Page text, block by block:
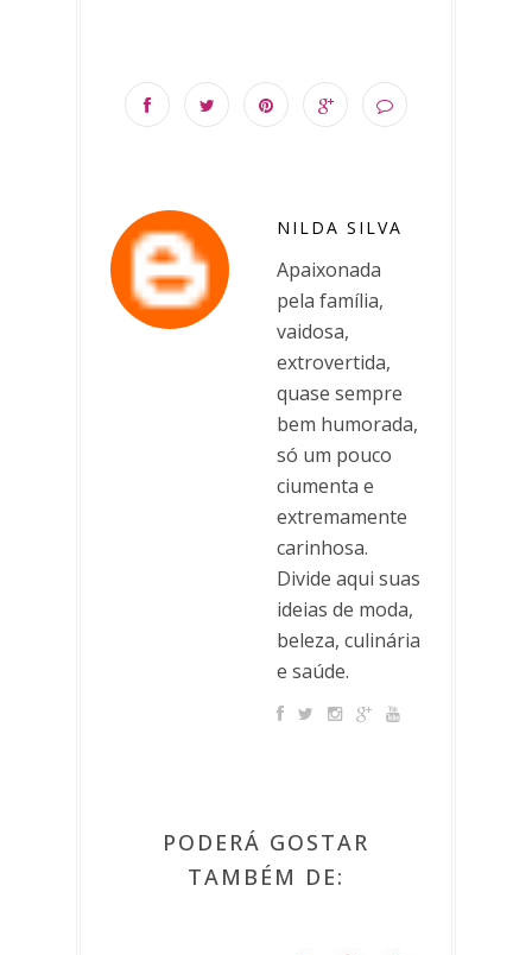
NILDA SILVA
Apaixonada
pela família,
vaidosa,
extrovertida,
quase sempre
bem humorada,
só um pouco
ciumenta e
extremamente
carinhosa.
Divide aqui suas
ideias de moda,
beleza, culinária
e saúde.
PODERÁ GOSTAR
TAMBÉM DE: